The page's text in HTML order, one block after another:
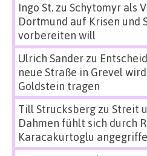
Ingo St.zu Schytomyr als
Dortmund auf Krisen und
vorbereiten will
Ulrich Sanderzu
neue Straße in Grevel
Goldstein tragen
Till Strucksbergzu Streit
Dahmen fühlt sich durch
Karacakurtoglu